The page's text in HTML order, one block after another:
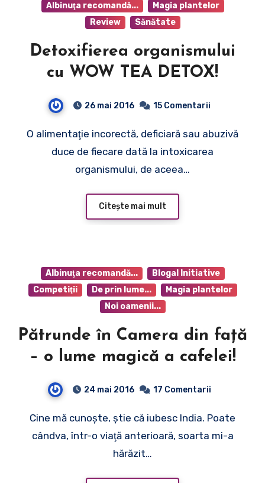
Albinuţa recomandă...
Magia plantelor
Review
Sănătate
Detoxifierea organismului
cu WOW TEA DETOX!
26 mai 2016 15 Comentarii
O alimentaţie incorectă, deficiară sau abuzivă
duce de fiecare dată la intoxicarea
organismului, de aceea…
Citește mai mult
Albinuţa recomandă...
Blogal Initiative
Competiţii
De prin lume...
Magia plantelor
Noi oamenii...
Pătrunde în Camera din faţă
– o lume magică a cafelei!
24 mai 2016 17 Comentarii
Cine mă cunoşte, ştie că iubesc India. Poate
cândva, într-o viaţă anterioară, soarta mi-a
hărăzit…